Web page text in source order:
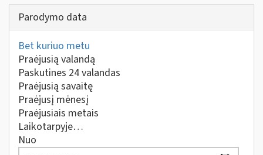
Parodymo data
Bet kuriuo metu
Praėjusią valandą
Paskutines 24 valandas
Praėjusią savaitę
Praėjusį mėnesį
Praėjusiais metais
Laikotarpyje…
Nuo